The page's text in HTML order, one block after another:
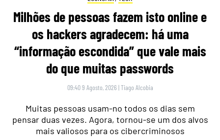
Milhões de pessoas fazem isto online e
os hackers agradecem: há uma
“informação escondida” que vale mais
do que muitas passwords
09:40 9 Agosto, 2026 |Tiago Alcobia
Muitas pessoas usam-no todos os dias sem
pensar duas vezes. Agora, tornou-se um dos alvos
mais valiosos para os cibercriminosos